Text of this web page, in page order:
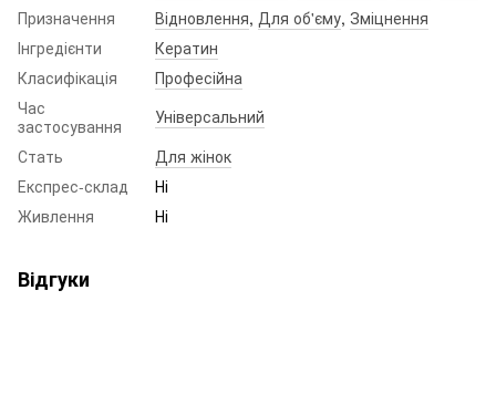
Призначення
Відновлення, Для об'єму, Зміцнення
Інгредієнти
Кератин
Класифікація
Професійна
Час
застосування
Універсальний
Стать
Для жінок
Експрес-склад
Ні
Живлення
Ні
Відгуки